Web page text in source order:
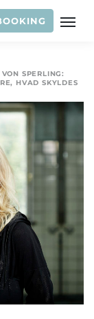
SPERLING:
HVAD SKYLDES